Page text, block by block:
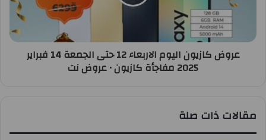
عروض كازيون اليوم الاربعاء 12 حتى الجمعة 14 فبراير
2025 مفاجأة كازيون • عروض نت
مقالات ذات صلة